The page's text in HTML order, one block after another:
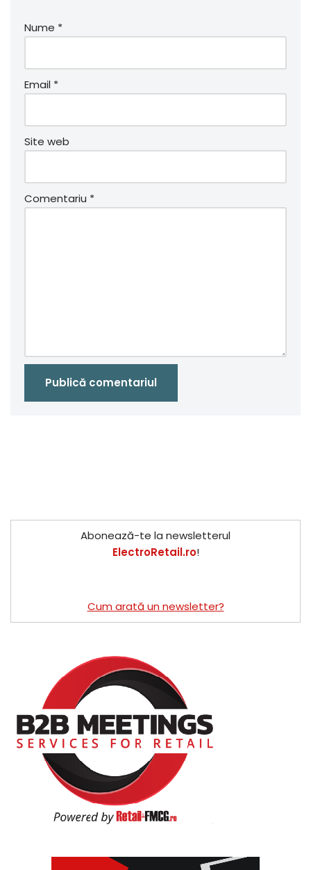
Nume *
Email *
Site web
Comentariu *
Abonează-te la newsletterul
ElectroRetail.ro!
Cum arată un newsletter?